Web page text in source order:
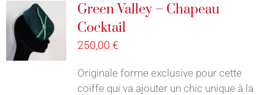
Green Valley – Chapeau
Cocktail
250,00 €
Originale forme exclusive pour cette
coiffe qui va ajouter un chic unique à la